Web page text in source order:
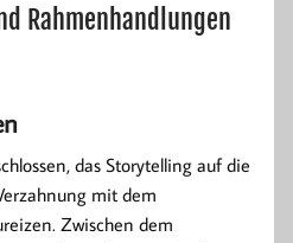
Rahmenhandlungen
das Storytelling auf die
mit dem
Zwischen dem